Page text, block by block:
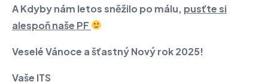
A Kdyby nám letos sněžilo po málu, pusťte si
alespoň naše PF
Veselé Vánoce a šťastný Nový rok 2025!
Vaše ITS